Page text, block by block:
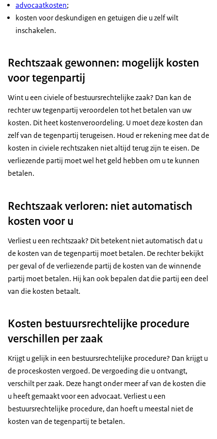
advocaatkosten;
kosten voor deskundigen en getuigen die u zelf wilt
inschakelen.
Rechtszaak gewonnen: mogelijk kosten
voor tegenpartij
Wint u een civiele of bestuursrechtelijke zaak? Dan kan de
rechter uw tegenpartij veroordelen tot het betalen van uw
kosten. Dit heet kostenveroordeling. U moet deze kosten dan
zelf van de tegenpartij terugeisen. Houd er rekening mee dat de
kosten in civiele rechtszaken niet altijd terug zijn te eisen. De
verliezende partij moet wel het geld hebben om u te kunnen
betalen.
Rechtszaak verloren: niet automatisch
kosten voor u
Verliest u een rechtszaak? Dit betekent niet automatisch dat u
de kosten van de tegenpartij moet betalen. De rechter bekijkt
per geval of de verliezende partij de kosten van de winnende
partij moet betalen. Hij kan ook bepalen dat die partij een deel
van die kosten betaalt.
Kosten bestuursrechtelijke procedure
verschillen per zaak
Krijgt u gelijk in een bestuursrechtelijke procedure? Dan krijgt u
de proceskosten vergoed. De vergoeding die u ontvangt,
verschilt per zaak. Deze hangt onder meer af van de kosten die
u heeft gemaakt voor een advocaat. Verliest u een
bestuursrechtelijke procedure, dan hoeft u meestal niet de
kosten van de tegenpartij te betalen.